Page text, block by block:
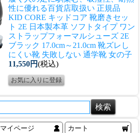
性に優れる百貨店取扱い 正規品
KID CORE キッドコア 靴磨きセッ
ト 2E 日本製本革 ソフトタイプ ワン
ストラップフォーマルシューズ 2E
ブラック 17.0cm～21.0cm 靴ズレし
にくい靴 失敗しない 通学靴 女の子
11,550円(税込)
マイページ カート